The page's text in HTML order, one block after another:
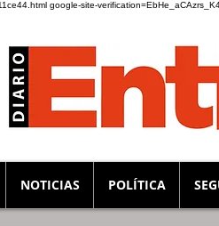
google-site-
NOTICIAS POLÍTICA